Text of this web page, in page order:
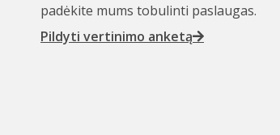
padėkite mums tobulinti paslaugas.
Pildyti vertinimo anketą